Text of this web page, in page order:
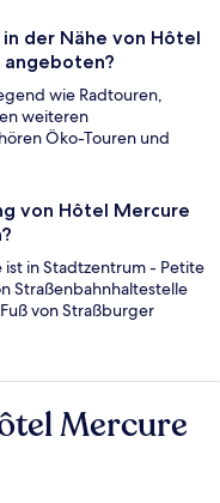
der Nähe von Hôtel
wie Radtouren,
weiteren
Öko-Touren und
von Hôtel Mercure
in Stadtzentrum - Petite
Straßenbahnhaltestelle
von Straßburger
Mercure